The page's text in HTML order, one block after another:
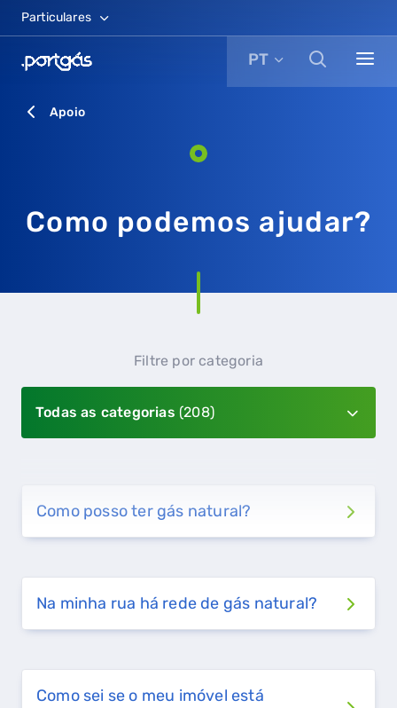
Particulares
PT
Apoio
Como podemos ajudar?
Todas as categorias (208)
Filtre por categoria
Como posso ter gás natural?
Na minha rua há rede de gás natural?
Como sei se o meu imóvel está